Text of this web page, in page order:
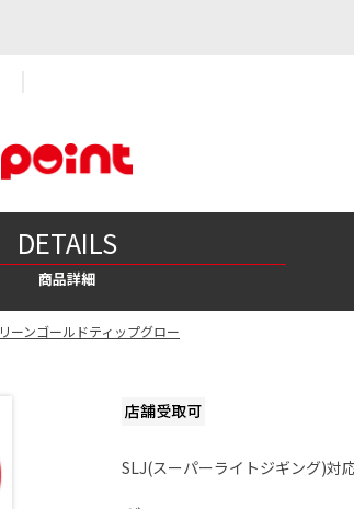
DETAILS
商品詳細
ーンゴールドティップグロー
SLJ(スーパーライトジギング)対